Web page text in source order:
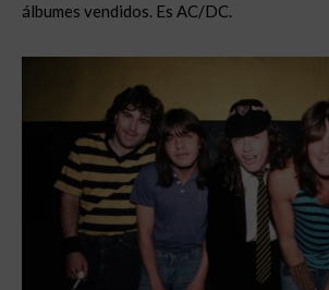
álbumes vendidos. Es AC/DC.